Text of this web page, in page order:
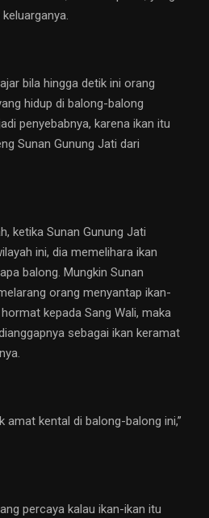
bila hingga detik ini orang
hidup di balong-balong
penyebabnya, karena ikan itu
Sunan Gunung Jati dari
ketika Sunan Gunung Jati
ini, dia memelihara ikan
balong. Mungkin Sunan
orang menyantap ikan-
kepada Sang Wali, maka
sebagai ikan keramat
amat kental di balong-balong ini,”
percaya kalau ikan-ikan itu